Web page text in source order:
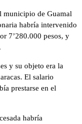
municipio de Guamal
habría intervenido
7’280.000 pesos, y
y su objeto era la
El salario
prestarse en el
habría